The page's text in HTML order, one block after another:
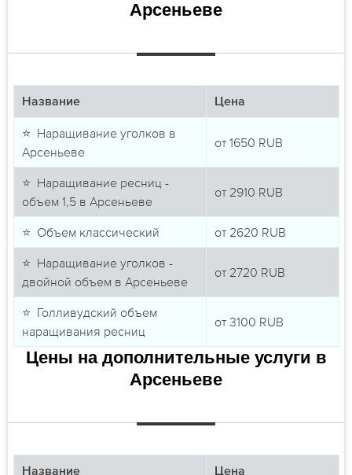
Арсеньеве
Название Цена
⭐ Наращивание уголков в
Арсеньеве
от 1650 RUB
⭐ Наращивание ресниц -
объем 1,5 в Арсеньеве
от 2910 RUB
⭐ Объем классический от 2620 RUB
⭐ Наращивание уголков -
двойной объем в Арсеньеве
от 2720 RUB
⭐ Голливудский объем
наращивания ресниц
от 3100 RUB
Цены на дополнительные услуги в
Арсеньеве
Название Цена